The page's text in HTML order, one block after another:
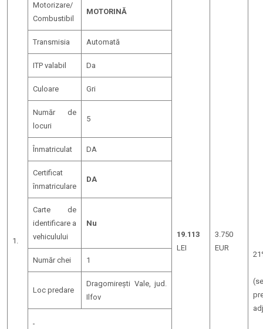
1.
19.113
LEI
3.750
EUR
Motorizare/
Combustibil
MOTORINĂ
Transmisia Automată
ITP valabil Da
Culoare Gri
Număr de
locuri
5
Înmatriculat DA
Certificat
înmatriculare
DA
Carte de
identificare a
vehiculului
Nu
Număr chei 1
Loc predare
Dragomirești Vale, jud.
Ilfov